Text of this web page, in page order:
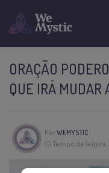
ORAÇÃO
QUE IRÁ MUDAR
PorWEMYSTIC
Tempo de leitura: